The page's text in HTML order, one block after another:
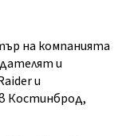
на компанията
и
и
Костинброд,